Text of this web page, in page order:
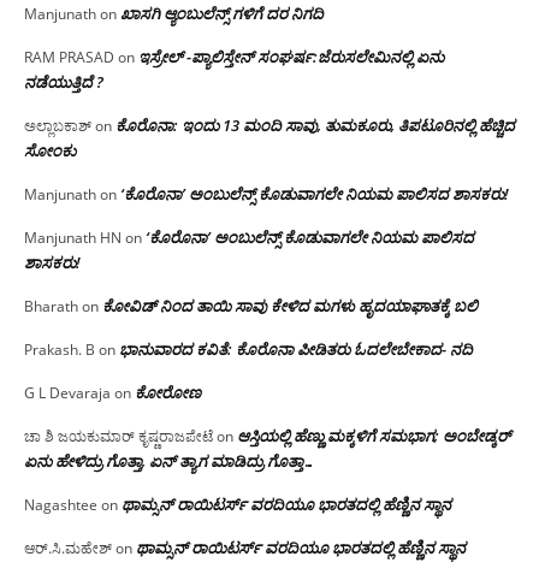
Manjunathonಖಾಸಗಿ ಆ್ಯಂಬುಲೆನ್ಸ್ ಗಳಿಗೆ ದರ ನಿಗದಿ
RAM PRASAD on ಇಸ್ರೇಲ್ -ಪ್ಯಾಲಿಸ್ತೇನ್ ಸಂಘರ್ಷ:ಜೆರುಸಲೇಮಿನಲ್ಲಿ ಏನು
ನಡೆಯುತ್ತಿದೆ ?
ಅಲ್ಲಾಬಕಾಶ್on ಕೊರೊನಾ: ಇಂದು 13 ಮಂದಿ ಸಾವು, ತುಮಕೂರು, ತಿಪಟೂರಿನಲ್ಲಿ ಹೆಚ್ಚಿದ
ಸೋಂಕು
Manjunathon ‘ಕೊರೊನಾ’ ಅಂಬುಲೆನ್ಸ್ ಕೊಡುವಾಗಲೇ ನಿಯಮ ಪಾಲಿಸದ ಶಾಸಕರು!
Manjunath HN on ‘ಕೊರೊನಾ’ ಅಂಬುಲೆನ್ಸ್ ಕೊಡುವಾಗಲೇ ನಿಯಮ ಪಾಲಿಸದ
ಶಾಸಕರು!
Bharathon ಕೋವಿಡ್ ನಿಂದ ತಾಯಿ ಸಾವು ಕೇಳಿದ ಮಗಳು ಹೃದಯಾಘಾತಕ್ಕೆ ಬಲಿ
Prakash. B on ಭಾನುವಾರದ ಕವಿತೆ: ಕೊರೊನಾ ಪೀಡಿತರು ಓದಲೇಬೇಕಾದ- ನದಿ
G L Devaraja on ಕೋರೋಣ
ಚಾ ಶಿ ಜಯಕುಮಾರ್ ಕೃಷ್ಣರಾಜಪೇಟೆon ಆಸ್ತಿಯಲ್ಲಿ ಹೆಣ್ಣು ಮಕ್ಕಳಿಗೆ ಸಮಭಾಗ; ಅಂಬೇಡ್ಕರ್
ಏನು ಹೇಳಿದ್ರು ಗೊತ್ತಾ, ಏನ್ ತ್ಯಾಗ ಮಾಡಿದ್ರು ಗೊತ್ತಾ…
Nagashtee on ಥಾಮ್ಸನ್ ರಾಯಿಟರ್ಸ್ ವರದಿಯೂ ಭಾರತದಲ್ಲಿ ಹೆಣ್ಣಿನ ಸ್ಥಾನ‌
ಆರ್.ಸಿ.ಮಹೇಶ್on ಥಾಮ್ಸನ್ ರಾಯಿಟರ್ಸ್ ವರದಿಯೂ ಭಾರತದಲ್ಲಿ ಹೆಣ್ಣಿನ ಸ್ಥಾನ‌